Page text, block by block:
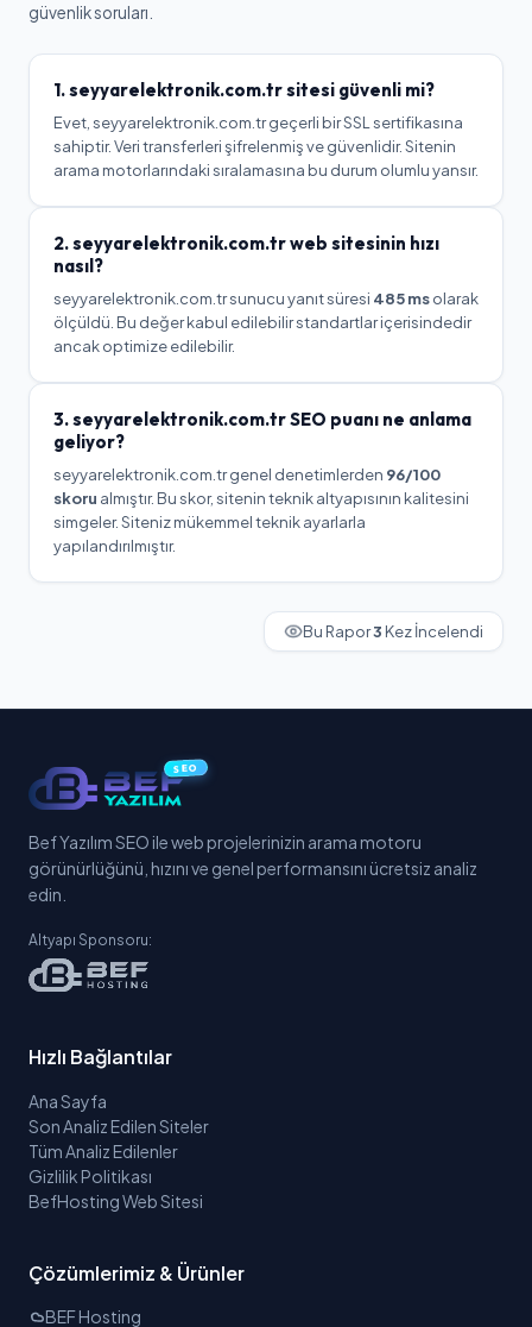
güvenlik soruları.
1.seyyarelektronik.com.trsitesi güvenli mi?
Evet, seyyarelektronik.com.tr geçerli bir SSL sertifikasına
sahiptir. Veri transferleri şifrelenmiş ve güvenlidir. Sitenin
arama motorlarındaki sıralamasına bu durum olumlu yansır.
2.seyyarelektronik.com.trweb sitesinin hızı
nasıl?
seyyarelektronik.com.trsunucu yanıt süresi 485msolarak
ölçüldü. Bu değer kabul edilebilir standartlar içerisindedir
ancak optimize edilebilir.
3.seyyarelektronik.com.trSEO puanı ne anlama
geliyor?
seyyarelektronik.com.trgenel denetimlerden 96/100
skoru almıştır. Bu skor, sitenin teknik altyapısının kalitesini
simgeler.Siteniz mükemmel teknik ayarlarla
yapılandırılmıştır.
Bu Rapor3 Kez İncelendi
SEO
Bef Yazılım SEO ile web projelerinizin arama motoru
görünürlüğünü, hızını ve genel performansını ücretsiz analiz
edin.
Altyapı Sponsoru:
Hızlı Bağlantılar
Ana Sayfa
Son Analiz Edilen Siteler
Tüm Analiz Edilenler
Gizlilik Politikası
BefHosting Web Sitesi
Çözümlerimiz & Ürünler
BEF Hosting